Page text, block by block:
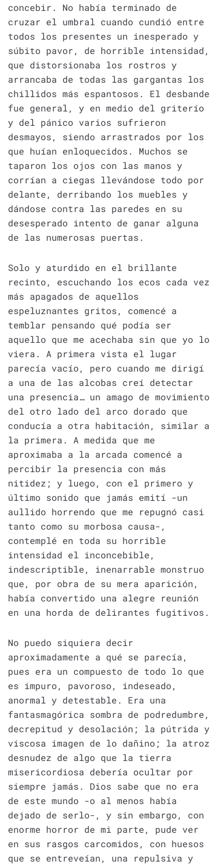
concebir. No había terminado de
cruzar el umbral cuando cundió entre
todos los presentes un inesperado y
súbito pavor, de horrible intensidad,
que distorsionaba los rostros y
arrancaba de todas las gargantas los
chillidos más espantosos. El desbande
fue general, y en medio del griterío
y del pánico varios sufrieron
desmayos, siendo arrastrados por los
que huían enloquecidos. Muchos se
taparon los ojos con las manos y
corrían a ciegas llevándose todo por
delante, derribando los muebles y
dándose contra las paredes en su
desesperado intento de ganar alguna
de las numerosas puertas.
Solo y aturdido en el brillante
recinto, escuchando los ecos cada vez
más apagados de aquellos
espeluznantes gritos, comencé a
temblar pensando qué podía ser
aquello que me acechaba sin que yo lo
viera. A primera vista el lugar
parecía vacío, pero cuando me dirigí
a una de las alcobas creí detectar
una presencia… un amago de movimiento
del otro lado del arco dorado que
conducía a otra habitación, similar a
la primera. A medida que me
aproximaba a la arcada comencé a
percibir la presencia con más
nitidez; y luego, con el primero y
último sonido que jamás emití -un
aullido horrendo que me repugnó casi
tanto como su morbosa causa-,
contemplé en toda su horrible
intensidad el inconcebible,
indescriptible, inenarrable monstruo
que, por obra de su mera aparición,
había convertido una alegre reunión
en una horda de delirantes fugitivos.
No puedo siquiera decir
aproximadamente a qué se parecía,
pues era un compuesto de todo lo que
es impuro, pavoroso, indeseado,
anormal y detestable. Era una
fantasmagórica sombra de podredumbre,
decrepitud y desolación; la pútrida y
viscosa imagen de lo dañino; la atroz
desnudez de algo que la tierra
misericordiosa debería ocultar por
siempre jamás. Dios sabe que no era
de este mundo -o al menos había
dejado de serlo-, y sin embargo, con
enorme horror de mi parte, pude ver
en sus rasgos carcomidos, con huesos
que se entreveían, una repulsiva y